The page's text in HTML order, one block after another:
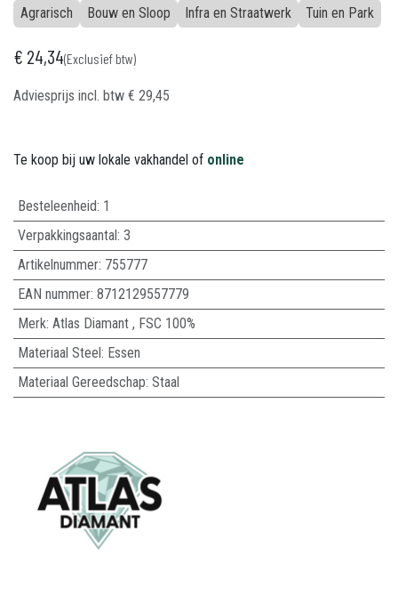
Agrarisch Bouw en Sloop Infra en Straatwerk Tuin en Park
€ 24,34(Exclusief btw)
Adviesprijs incl. btw € 29,45
Te koop bij uw lokale vakhandel of online
Besteleenheid: 1
Verpakkingsaantal: 3
Artikelnummer: 755777
EAN nummer: 8712129557779
Merk: Atlas Diamant, FSC 100%
Materiaal Steel: Essen
Materiaal Gereedschap: Staal